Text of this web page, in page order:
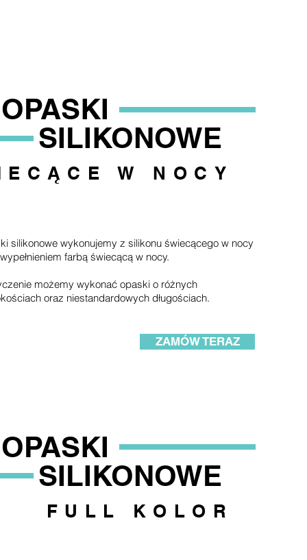
SILIKONOWE
OPASKI
W NOCY
silikonowe wykonujemy z silikonu świecącego w nocy
farbą świecącą w nocy.
możemy wykonać opaski o różnych
oraz niestandardowych długościach.
ZAMÓW TERAZ
SILIKONOWE
OPASKI
FULL KOLOR